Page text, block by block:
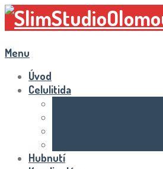
Menu
Úvod
Celulitida
Hubnutí